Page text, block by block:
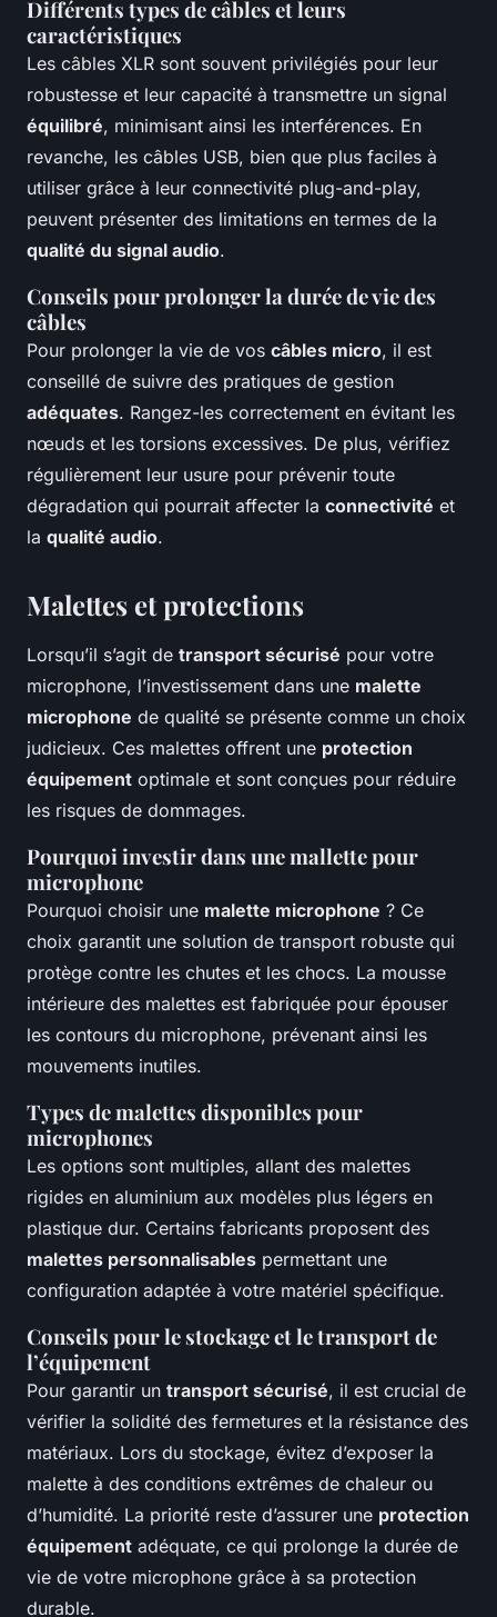
Différents types de câbles et leurs
caractéristiques
Les câbles XLR sont souvent privilégiés pour leur
robustesse et leur capacité à transmettre un signal
équilibré, minimisant ainsi les interférences. En
revanche, les câbles USB, bien que plus faciles à
utiliser grâce à leur connectivité plug-and-play,
peuvent présenter des limitations en termes de la
qualité du signal audio.
Conseils pour prolonger la durée de vie des
câbles
Pour prolonger la vie de vos câbles micro, il est
conseillé de suivre des pratiques de gestion
adéquates. Rangez-les correctement en évitant les
nœuds et les torsions excessives. De plus, vérifiez
régulièrement leur usure pour prévenir toute
dégradation qui pourrait affecter la connectivité et
la qualité audio.
Malettes et protections
Lorsqu’il s’agit de transport sécurisé pour votre
microphone, l’investissement dans une malette
microphone de qualité se présente comme un choix
judicieux. Ces malettes offrent une protection
équipement optimale et sont conçues pour réduire
les risques de dommages.
Pourquoi investir dans une mallette pour
microphone
Pourquoi choisir une malette microphone ? Ce
choix garantit une solution de transport robuste qui
protège contre les chutes et les chocs. La mousse
intérieure des malettes est fabriquée pour épouser
les contours du microphone, prévenant ainsi les
mouvements inutiles.
Types de malettes disponibles pour
microphones
Les options sont multiples, allant des malettes
rigides en aluminium aux modèles plus légers en
plastique dur. Certains fabricants proposent des
malettes personnalisables permettant une
configuration adaptée à votre matériel spécifique.
Conseils pour le stockage et le transport de
l’équipement
Pour garantir un transport sécurisé, il est crucial de
vérifier la solidité des fermetures et la résistance des
matériaux. Lors du stockage, évitez d’exposer la
malette à des conditions extrêmes de chaleur ou
d’humidité. La priorité reste d’assurer une protection
équipement adéquate, ce qui prolonge la durée de
vie de votre microphone grâce à sa protection
durable.